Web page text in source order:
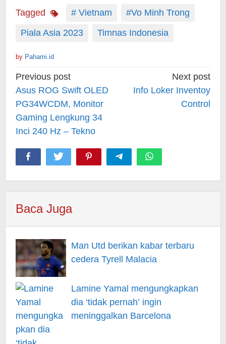
Tagged # Vietnam
#Vo Minh Trong
Piala Asia 2023
Timnas Indonesia
by Pahami.id
Post
navigation
Previous post
Asus ROG Swift OLED
PG34WCDM, Monitor
Gaming Lengkung 34
Inci 240 Hz – Tekno
Next post
Info Loker Inventoy
Control
Baca Juga
Man Utd berikan kabar terbaru
cedera Tyrell Malacia
Lamine Yamal mengungkapkan
dia ‘tidak pernah’ ingin
meninggalkan Barcelona